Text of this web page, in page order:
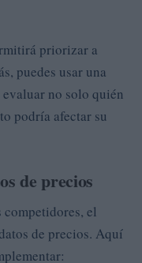
priorizar a
puedes usar una
no solo quién
podría afectar su
de precios
competidores, el
de precios. Aquí